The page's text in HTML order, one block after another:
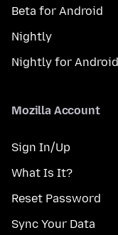
Beta for Android
Nightly
Nightly for Android
Mozilla Account
Sign In/Up
What Is It?
Reset Password
Sync Your Data